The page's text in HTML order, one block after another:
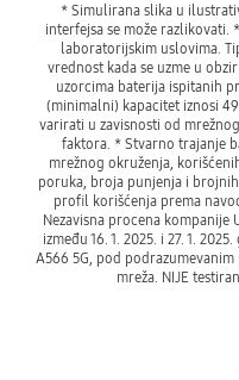
* Simulirana slika u
interfejsa se može razlikovati.
laboratorijskim uslovima.
vrednost kada se uzme u
uzorcima baterija ispitanih
(minimalni) kapacitet iznosi
varirati u zavisnosti od
faktora. * Stvarno trajanje
mrežnog okruženja,
poruka, broja punjenja i
profil korišćenja prema
Nezavisna procena kompanije
između 16. 1. 2025. i 27. 1.
A566 5G, pod podrazumevanim
mreža. NIJE